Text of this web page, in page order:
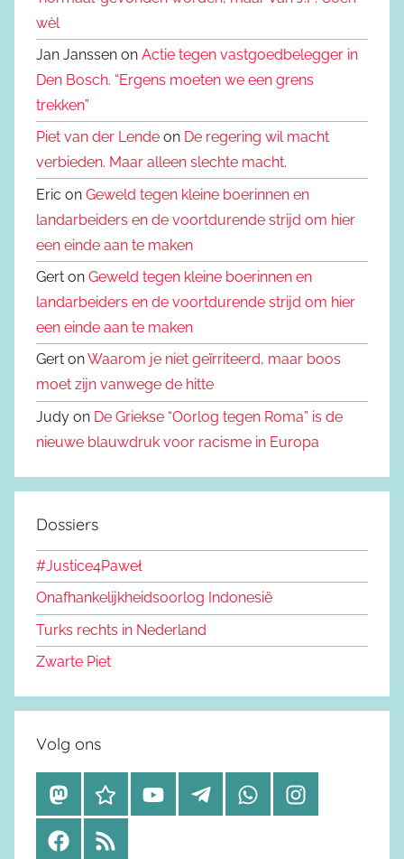
wèl
Jan Janssen on Actie tegen vastgoedbelegger in
Den Bosch. “Ergens moeten we een grens
trekken”
Piet van der Lende on De regering wil macht
verbieden. Maar alleen slechte macht.
Eric on Geweld tegen kleine boerinnen en
landarbeiders en de voortdurende strijd om hier
een einde aan te maken
Gert on Geweld tegen kleine boerinnen en
landarbeiders en de voortdurende strijd om hier
een einde aan te maken
Gert onWaarom je niet geïrriteerd, maar boos
moet zijn vanwege de hitte
Judy on De Griekse “Oorlog tegen Roma” is de
nieuwe blauwdruk voor racisme in Europa
Dossiers
#Justice4Paweł
Onafhankelijkheidsoorlog Indonesië
Turks rechts in Nederland
Zwarte Piet
Volg ons
M
a
s
B
l
u
Y
o
T
e
W
h
I
n
F
R